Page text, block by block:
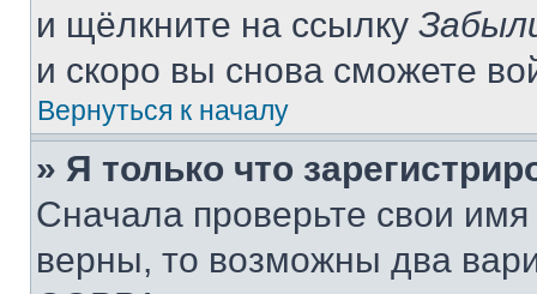
и щёлкните на ссылку
и скоро вы снова сможете
Вернуться к началу
» Я только что
Сначала проверьте свои
верны, то возможны два